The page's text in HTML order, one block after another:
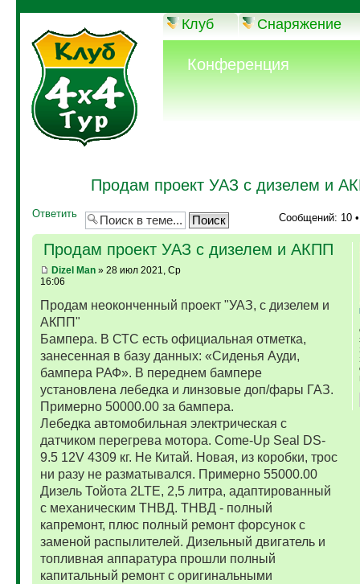
Клуб Снаряжение
Конференция
Продам проект УАЗ с дизелем и
Ответить Сообщений: 10
Продам проект УАЗ с дизелем и АКПП
Dizel Man» 28 июл 2021, Ср
16:06
Продам неоконченный проект "УАЗ, с дизелем и
АКПП"
Бампера. В СТС есть официальная отметка,
занесенная в базу данных: «Сиденья Ауди,
бампера РАФ». В переднем бампере
установлена лебедка и линзовые доп/фары ГАЗ.
Примерно 50000.00 за бампера.
Лебедка автомобильная электрическая с
датчиком перегрева мотора. Come-Up Seal DS-
9.5 12V 4309 кг. Не Китай. Новая, из коробки, трос
ни разу не разматывался. Примерно 55000.00
Дизель Тойота 2LTE, 2,5 литра, адаптированный
с механическим ТНВД. ТНВД - полный
капремонт, плюс полный ремонт форсунок с
заменой распылителей. Дизельный двигатель и
топливная аппаратура прошли полный
капитальный ремонт с оригинальными